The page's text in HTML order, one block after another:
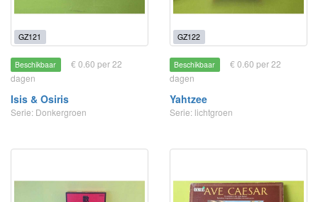
GZ121
Beschikbaar
€ 0.60 per 22
dagen
Isis & Osiris
Serie: Donkergroen
GZ122
Beschikbaar
€ 0.60 per 22
dagen
Yahtzee
Serie: lichtgroen